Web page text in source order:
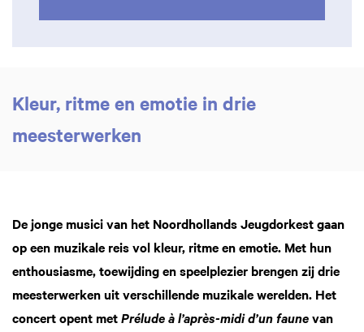
Kleur, ritme en emotie in drie
meesterwerken
De jonge musici van het Noordhollands Jeugdorkest gaan
op een muzikale reis vol kleur, ritme en emotie. Met hun
enthousiasme, toewijding en speelplezier brengen zij drie
meesterwerken uit verschillende muzikale werelden. Het
concert opent met Prélude à l’après-midi d’un faune van
Inzoomen